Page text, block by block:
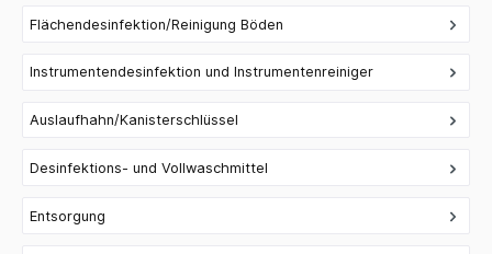
Flächendesinfektion/Reinigung Böden
Instrumentendesinfektion und Instrumentenreiniger
Auslaufhahn/Kanisterschlüssel
Desinfektions- und Vollwaschmittel
Entsorgung